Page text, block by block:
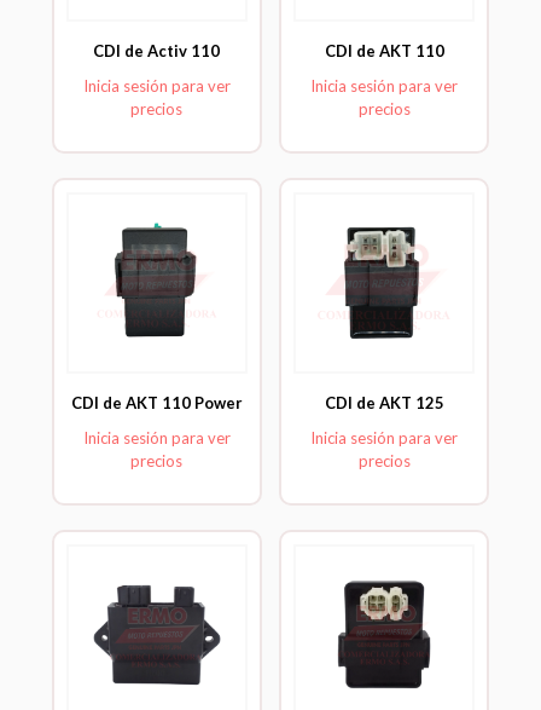
CDI de Activ 110
Inicia sesión para ver
precios
CDI de AKT 110
Inicia sesión para ver
precios
CDI de AKT 110 Power
Inicia sesión para ver
precios
CDI de AKT 125
Inicia sesión para ver
precios